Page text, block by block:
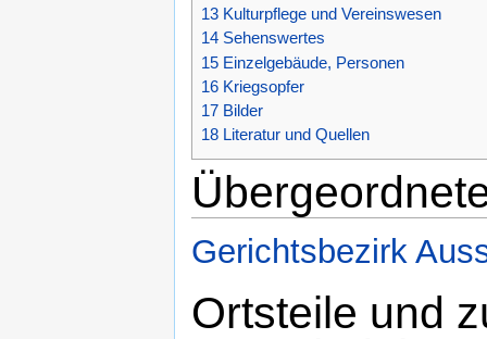
13 Kulturpflege und Vereinswesen
14 Sehenswertes
15 Einzelgebäude, Personen
16 Kriegsopfer
17 Bilder
18 Literatur und Quellen
Gerichtsbezirk
Ortsteile und